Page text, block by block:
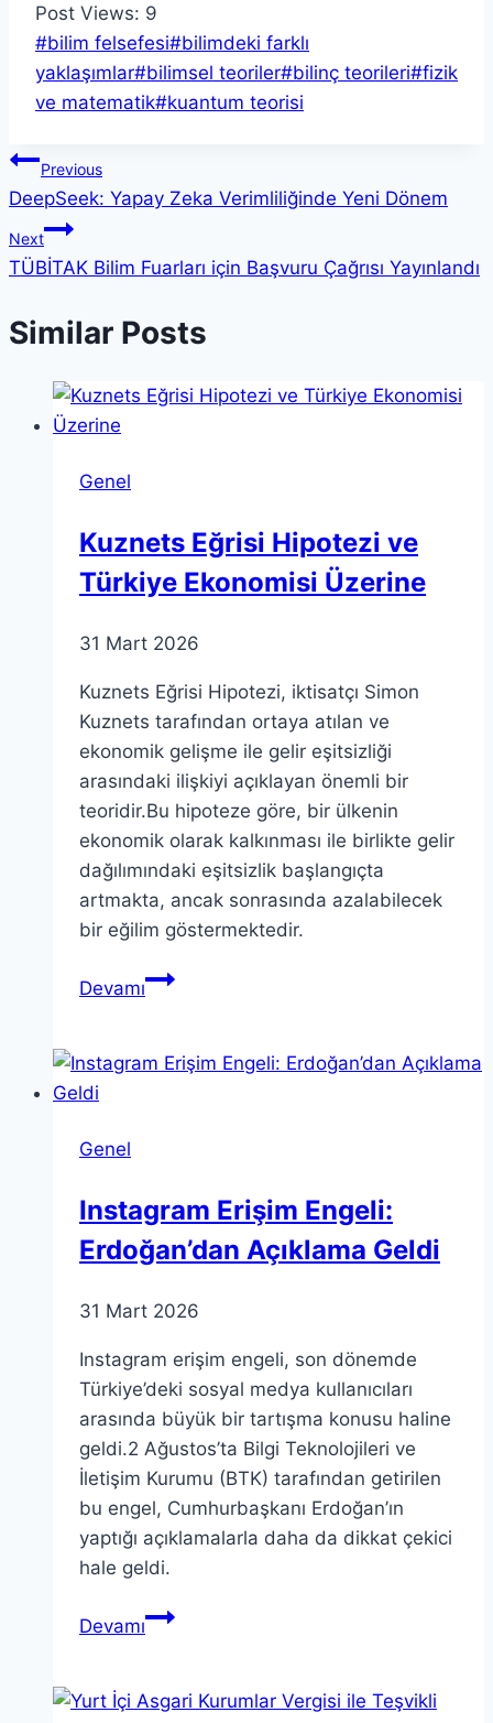
Post Views: 9
Post
Tags:
#bilim felsefesi#bilimdeki farklı
yaklaşımlar#bilimsel teoriler#bilinç teorileri#fizik
ve matematik#kuantum teorisi
Yazı
gezinmesi
Previous
DeepSeek: Yapay Zeka Verimliliğinde Yeni Dönem
Next
TÜBİTAK Bilim Fuarları için Başvuru Çağrısı Yayınlandı
Similar Posts
Genel
Kuznets Eğrisi Hipotezi ve
Türkiye Ekonomisi Üzerine
31 Mart 2026
Kuznets Eğrisi Hipotezi, iktisatçı Simon
Kuznets tarafından ortaya atılan ve
ekonomik gelişme ile gelir eşitsizliği
arasındaki ilişkiyi açıklayan önemli bir
teoridir.Bu hipoteze göre, bir ülkenin
ekonomik olarak kalkınması ile birlikte gelir
dağılımındaki eşitsizlik başlangıçta
artmakta, ancak sonrasında azalabilecek
bir eğilim göstermektedir.
DevamıKuznets
ve
Genel
Instagram Erişim Engeli:
Erdoğan’dan Açıklama Geldi
31 Mart 2026
Instagram erişim engeli, son dönemde
Türkiye’deki sosyal medya kullanıcıları
arasında büyük bir tartışma konusu haline
geldi.2 Ağustos’ta Bilgi Teknolojileri ve
İletişim Kurumu (BTK) tarafından getirilen
bu engel, Cumhurbaşkanı Erdoğan’ın
yaptığı açıklamalarla daha da dikkat çekici
hale geldi.
DevamıInstagram
Erdoğan’dan